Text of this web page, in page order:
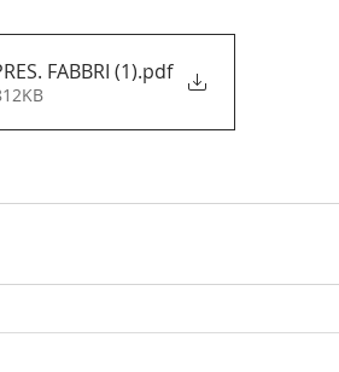
FABBRI (1).pdf